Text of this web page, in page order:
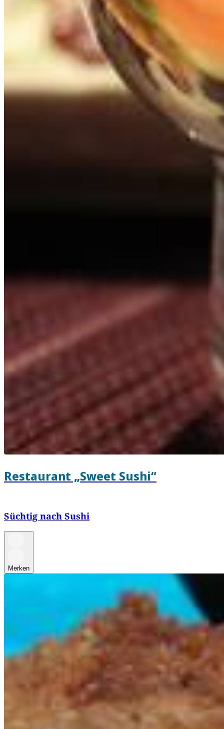
Restaurant „Sweet Sushi“
Süchtig nach Sushi
Merken